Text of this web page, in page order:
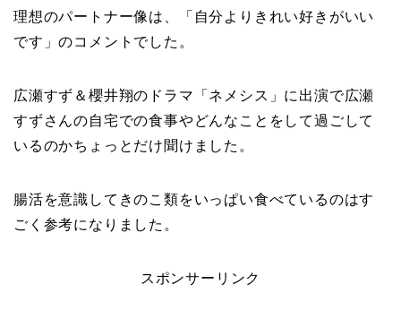
理想のパートナー像は、「自分よりきれい好きがいい
です」のコメントでした。
広瀬すず＆櫻井翔のドラマ「ネメシス」に出演で広瀬
すずさんの自宅での食事やどんなことをして過ごして
いるのかちょっとだけ聞けました。
腸活を意識してきのこ類をいっぱい食べているのはす
ごく参考になりました。
スポンサーリンク